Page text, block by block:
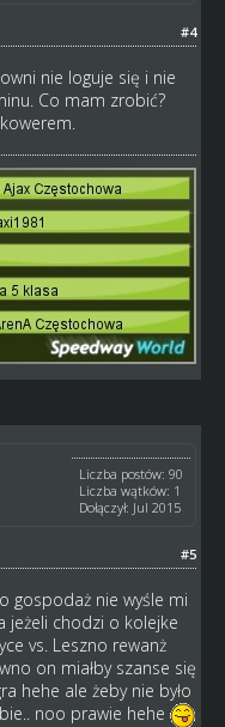
#4
nie loguje się i nie
Co mam zrobić?
Liczba postów: 90
Liczba wątków: 1
Dołączył: Jul 2015
#5
gospodaż nie wyśle mi
jeżeli chodzi o kolejke
vs. Leszno rewanż
on miałby szanse się
hehe ale żeby nie było
noo prawie hehe